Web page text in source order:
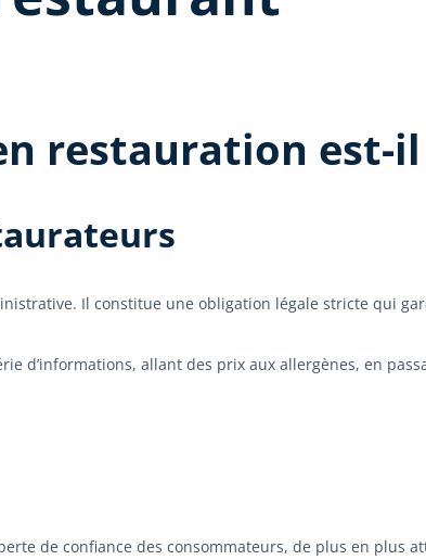
restauration est-
Il constitue une obligation légale stricte qui
allant des prix aux allergènes, en
de confiance des consommateurs, de plus en plus